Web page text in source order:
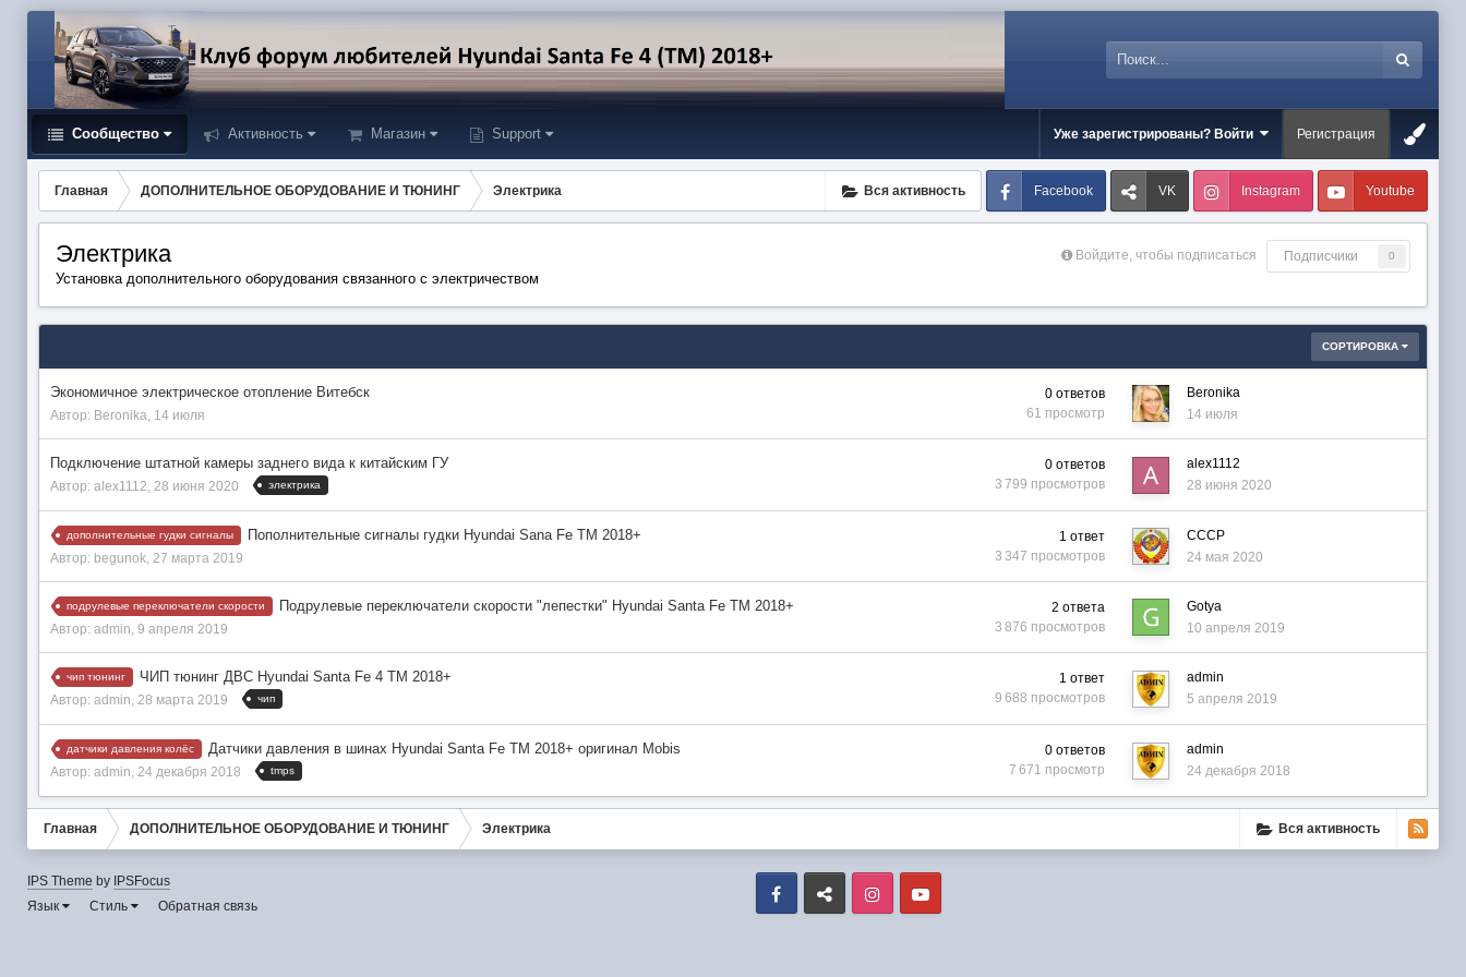
Сообщество Активность Магазин Support Уже зарегистрированы? Войти Регистрация
Вся активность
Главная ДОПОЛНИТЕЛЬНОЕ ОБОРУДОВАНИЕ И ТЮНИНГ Электрика Facebook VK Instagram Youtube
Электрика Войдите, чтобы подписаться Подписчики 0
Установка дополнительного оборудования связанного с электричеством
СОРТИРОВКА
Экономичное электрическое отопление Витебск
Автор: Beronika, 14 июля
0 ответов
61 просмотр
Beronika
14 июля
Подключение штатной камеры заднего вида к китайским ГУ
Автор: alex1112, 28 июня 2020 электрика
0 ответов
3 799 просмотров
alex1112
28 июня 2020
дополнительные гудки сигналы Пополнительные сигналы гудки Hyundai Sana Fe TM 2018+
Автор: begunok, 27 марта 2019
1 ответ
3 347 просмотров
СССР
24 мая 2020
подрулевые переключатели скорости Подрулевые переключатели скорости "лепестки" Hyundai Santa Fe TM 2018+
Автор: admin, 9 апреля 2019
2 ответа
3 876 просмотров
Gotya
10 апреля 2019
чип тюнинг ЧИП тюнинг ДВС Hyundai Santa Fe 4 TM 2018+
Автор: admin, 28 марта 2019 чип
1 ответ
9 688 просмотров
admin
5 апреля 2019
датчики давления колёс Датчики давления в шинах Hyundai Santa Fe TM 2018+ оригинал Mobis
Автор: admin, 24 декабря 2018 tmps
0 ответов
7 671 просмотр
admin
24 декабря 2018
Вся активность
Главная ДОПОЛНИТЕЛЬНОЕ ОБОРУДОВАНИЕ И ТЮНИНГ Электрика
IPS Theme by IPSFocus
Язык
Стиль Обратная связь
Facebook VK Instagram